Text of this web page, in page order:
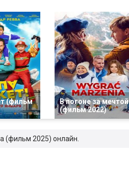
(фильм
В погоне за мечтой
(фильм 2022)
(фильм 2025) онлайн.